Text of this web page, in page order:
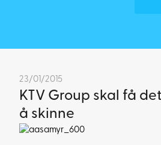
23/01/2015
KTV Group skal få
å skinne